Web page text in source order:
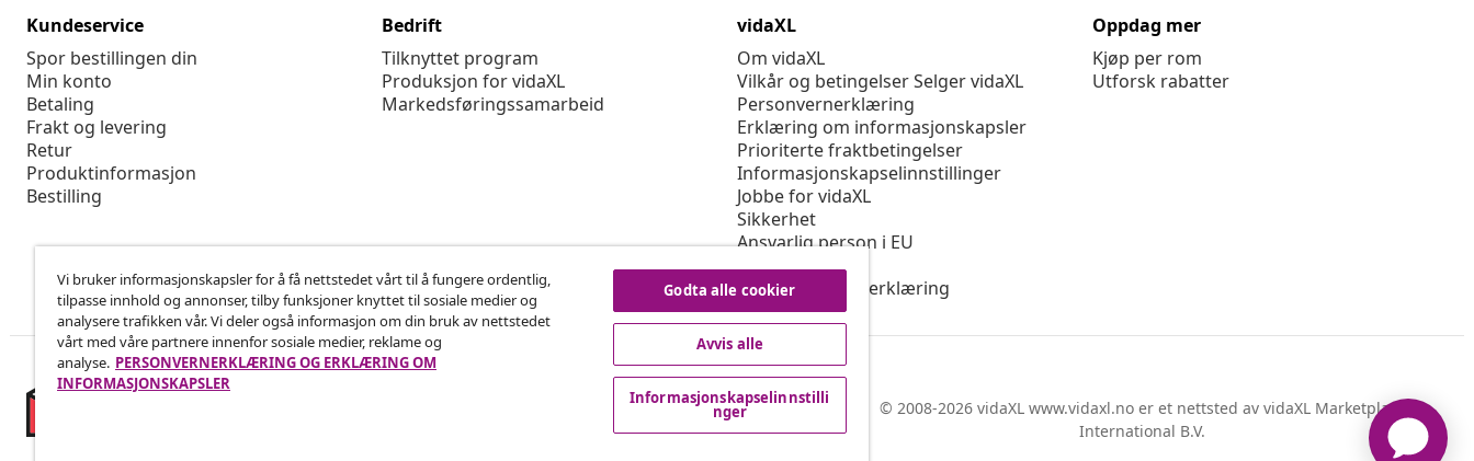
Kundeservice
Spor bestillingen din
Min konto
Betaling
Frakt og levering
Retur
Produktinformasjon
Bestilling
Bedrift
Tilknyttet program
Produksjon for vidaXL
Markedsføringssamarbeid
vidaXL
Om vidaXL
Vilkår og betingelser Selger vidaXL
Personvernerklæring
Erklæring om informasjonskapsler
Prioriterte fraktbetingelser
Informasjonskapselinnstillinger
Jobbe for vidaXL
Sikkerhet
Ansvarlig person i EU
Politikken EPR
Tilgjengelighetserklæring
Oppdag mer
Kjøp per rom
Utforsk rabatter
© 2008-2026 vidaXL www.vidaxl.no er et nettsted av vidaXL Marketplace
International B.V.
Vi bruker informasjonskapsler for å få nettstedet vårt til å fungere ordentlig,
tilpasse innhold og annonser, tilby funksjoner knyttet til sosiale medier og
analysere trafikken vår. Vi deler også informasjon om din bruk av nettstedet
vårt med våre partnere innenfor sosiale medier, reklame og
analyse. PERSONVERNERKLÆRING OG ERKLÆRING OM
INFORMASJONSKAPSLER
Godta alle cookier
Avvis alle
Informasjonskapselinnstilli
nger